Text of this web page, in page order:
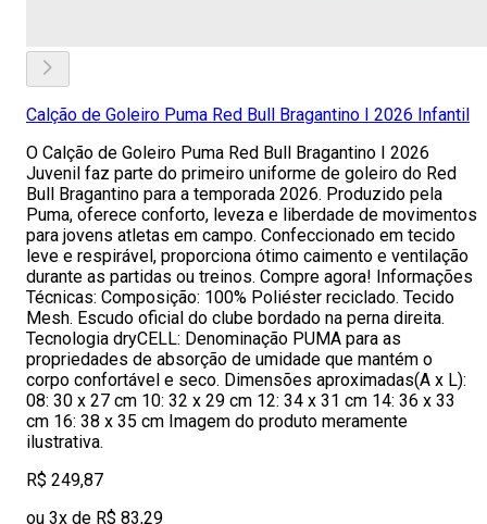
Calção de Goleiro Puma Red Bull Bragantino I 2026 Infantil
O Calção de Goleiro Puma Red Bull Bragantino I 2026
Juvenil faz parte do primeiro uniforme de goleiro do Red
Bull Bragantino para a temporada 2026. Produzido pela
Puma, oferece conforto, leveza e liberdade de movimentos
para jovens atletas em campo. Confeccionado em tecido
leve e respirável, proporciona ótimo caimento e ventilação
durante as partidas ou treinos. Compre agora! Informações
Técnicas: Composição: 100% Poliéster reciclado. Tecido
Mesh. Escudo oficial do clube bordado na perna direita.
Tecnologia dryCELL: Denominação PUMA para as
propriedades de absorção de umidade que mantém o
corpo confortável e seco. Dimensões aproximadas(A x L):
08: 30 x 27 cm 10: 32 x 29 cm 12: 34 x 31 cm 14: 36 x 33
cm 16: 38 x 35 cm Imagem do produto meramente
ilustrativa.
R$ 249,87
ou 3x de R$ 83,29